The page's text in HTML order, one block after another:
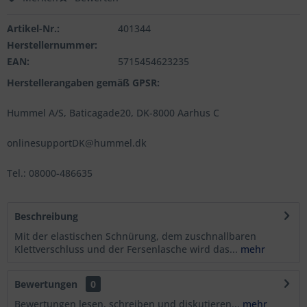
Artikel-Nr.:
401344
Herstellernummer:
EAN:
5715454623235
Herstellerangaben gemäß GPSR:
Hummel A/S, Baticagade20, DK-8000 Aarhus C
onlinesupportDK@hummel.dk
Tel.: 08000-486635
Beschreibung
Mit der elastischen Schnürung, dem zuschnallbaren
Klettverschluss und der Fersenlasche wird das... mehr
Bewertungen
0
Bewertungen lesen, schreiben und diskutieren... mehr